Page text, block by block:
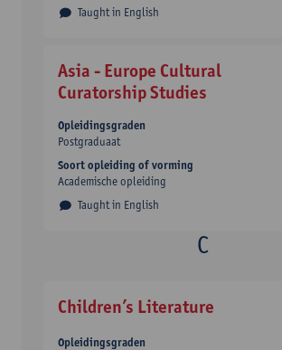
Taught in English
Asia - Europe Cultural
Curatorship Studies
Taught in English
Opleidingsgraden
Postgraduaat
Soort opleiding of vorming
Academische opleiding
Children’s Literature
Opleidingsgraden